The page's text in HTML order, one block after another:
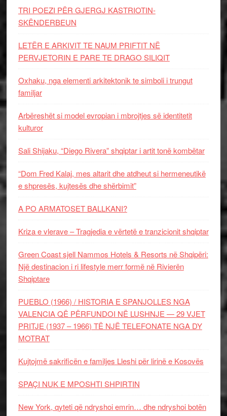
TRI POEZI PËR GJERGJ KASTRIOTIN-
SKËNDERBEUN
LETËR E ARKIVIT TE NAUM PRIFTIT NË
PERVJETORIN E PARE TE DRAGO SILIQIT
Oxhaku, nga elementi arkitektonik te simboli i trungut
familjar
Arbëreshët si model evropian i mbrojtjes së identitetit
kulturor
Sali Shijaku, “Diego Rivera” shqiptar i artit tonë kombëtar
“Dom Fred Kalaj, mes altarit dhe atdheut si hermeneutikë
e shpresës, kujtesës dhe shërbimit”
A PO ARMATOSET BALLKANI?
Kriza e vlerave – Tragjedia e vërtetë e tranzicionit shqiptar
Green Coast sjell Nammos Hotels & Resorts në Shqipëri:
Një destinacion i ri lifestyle merr formë në Rivierën
Shqiptare
PUEBLO (1966) / HISTORIA E SPANJOLLES NGA
VALENCIA QË PËRFUNDOI NË LUSHNJE — 29 VJET
PRITJE (1937 – 1966) TË NJË TELEFONATE NGA DY
MOTRAT
Kujtojmë sakrificën e familjes Lleshi për lirinë e Kosovës
SPAÇI NUK E MPOSHTI SHPIRTIN
New York, qyteti që ndryshoi emrin… dhe ndryshoi botën